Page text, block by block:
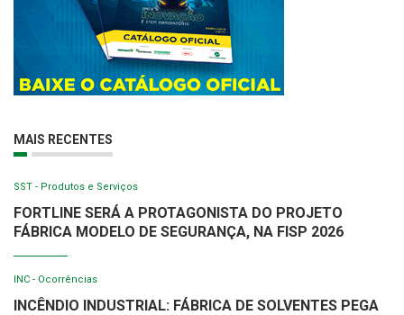
MAIS RECENTES
SST - Produtos e Serviços
FORTLINE SERÁ A PROTAGONISTA DO PROJETO
FÁBRICA MODELO DE SEGURANÇA, NA FISP 2026
INC - Ocorrências
INCÊNDIO INDUSTRIAL: FÁBRICA DE SOLVENTES PEGA